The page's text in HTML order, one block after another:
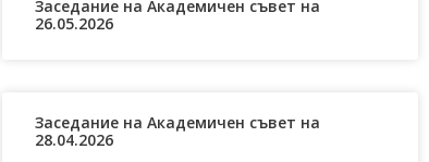
Заседание на Академичен съвет на
26.05.2026
Заседание на Академичен съвет на
28.04.2026